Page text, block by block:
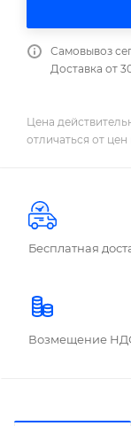
Самовывоз
Доставка от
Цена
отличаться от
Бесплатная
Возмещение